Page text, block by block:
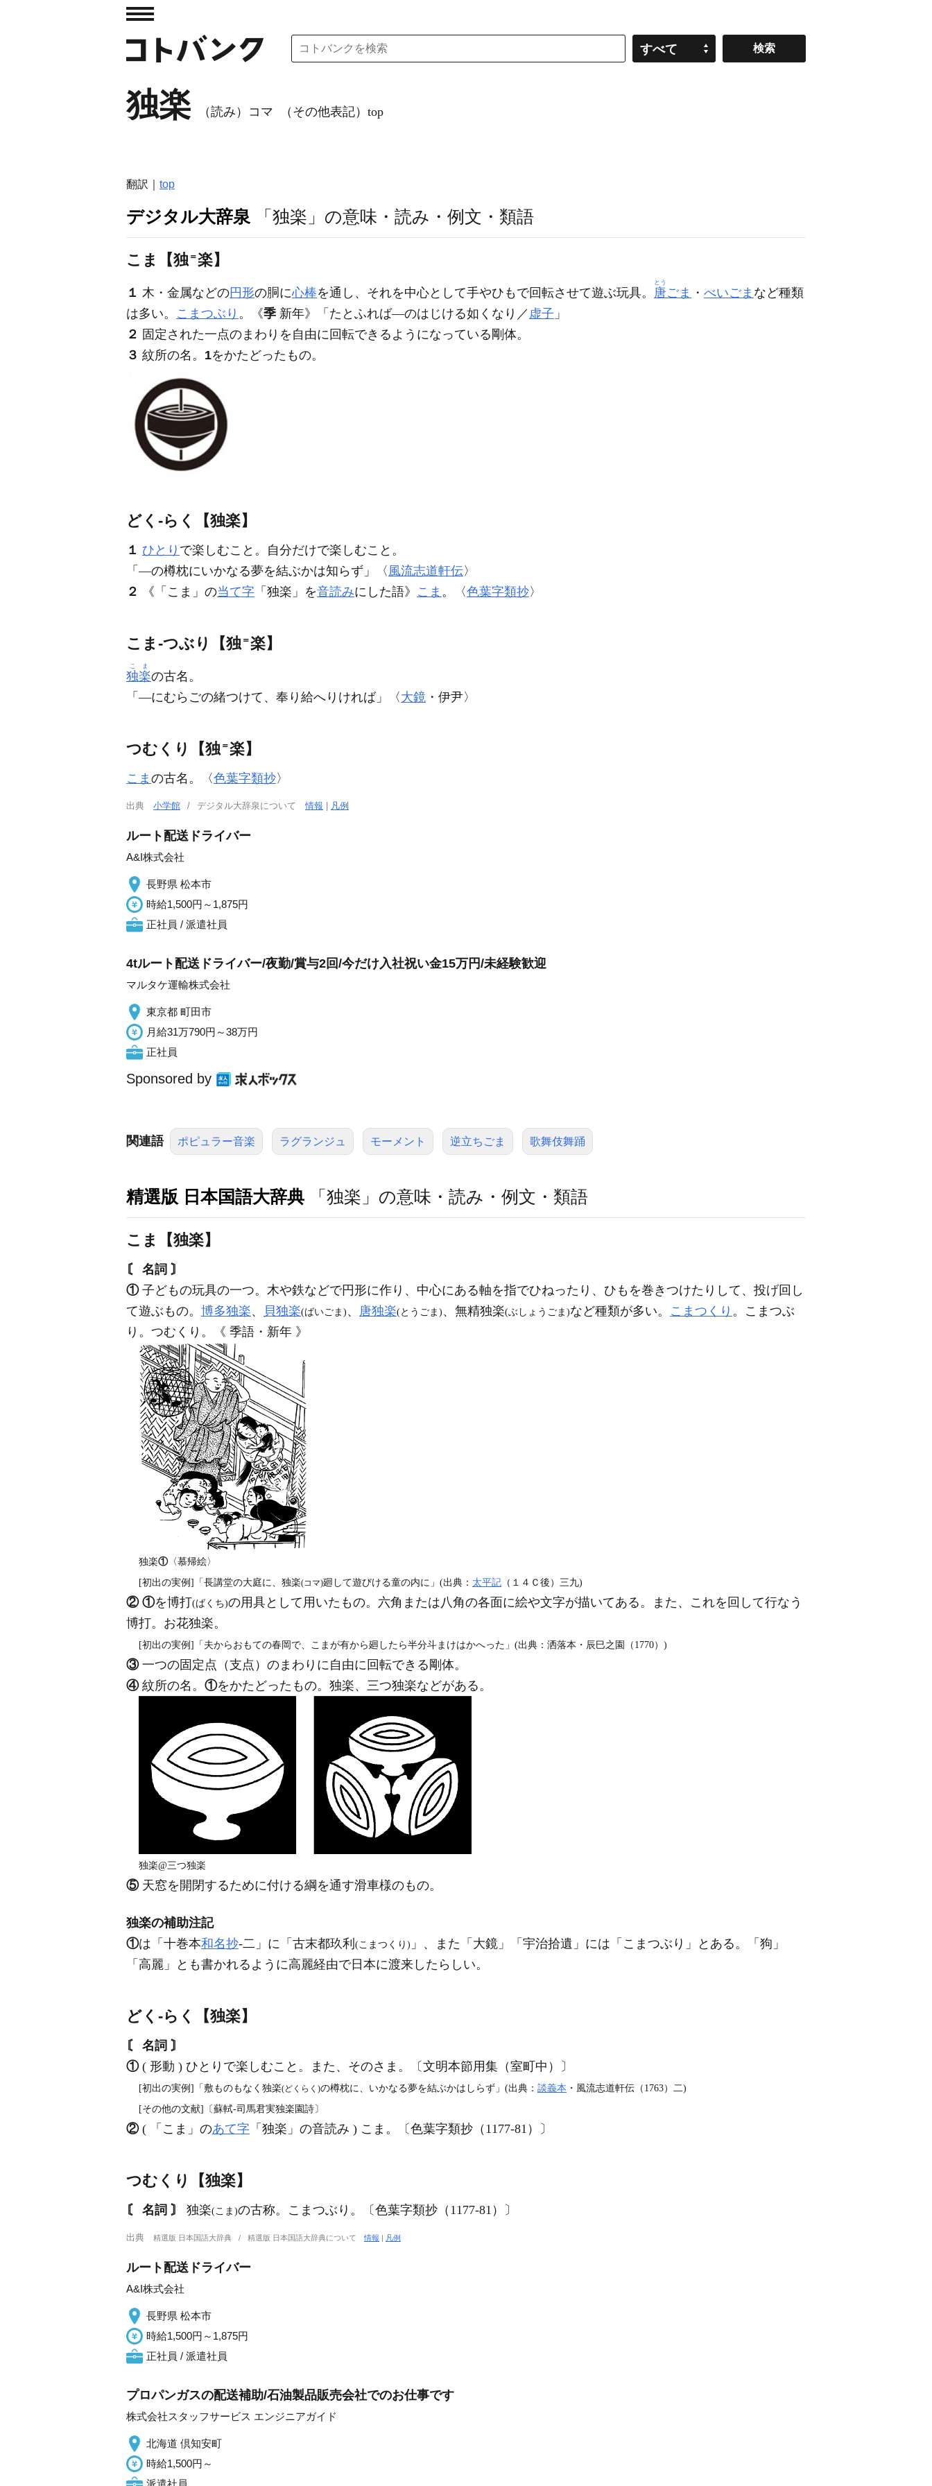
すべて
独楽 （読み）コマ （その他表記）top
翻訳｜ top
デジタル大辞泉 「独楽」の意味・読み・例文・類語
こま【独 ＝楽】
１ 木・金属などの円形の胴に心棒を通し、それを中心として手やひもで回転させて遊ぶ玩具。 唐
とう
ごま ・ べいごま など種類
は多い。 こまつぶり 。 《季 新年》 「たとふれば―のはじける如くなり／ 虚子 」
２ 固定された一点のまわりを自由に回転できるようになっている剛体。
３ 紋所の名。 1をかたどったもの。
どく‐らく【独楽】
１ ひとり で楽しむこと。自分だけで楽しむこと。
「―の樽枕にいかなる夢を結ぶかは知らず」〈 風流志道軒伝〉
２
《「こま」の当て字 「独楽」を音読みにした語》 こま 。〈色葉字類抄〉
こま‐つぶり【独 ＝楽】
独楽
こま
の古名。
「―にむらごの緒つけて、奉り給へりければ」〈 大鏡 ・伊尹〉
つむくり【独 ＝楽】
こま の古名。〈色葉字類抄〉
出典 小学館 デジタル大辞泉について情報 凡例
ルート配送ドライバー
A&I株式会社
長野県 松本市
時給1,500円～1,875円
正社員 / 派遣社員
4tルート配送ドライバー/夜勤/賞与2回/今だけ入社祝い金15万円/未経験歓迎
マルタケ運輸株式会社
東京都 町田市
月給31万790円～38万円
正社員
Sponsored by
関連語 ポピュラー音楽 ラグランジュ モーメント 逆立ちごま 歌舞伎舞踊
精選版 日本国語大辞典 「独楽」の意味・読み・例文・類語
こま【独楽】
〘 名詞 〙
①子どもの玩具の一つ。木や鉄などで円形に作り、中心にある軸を指でひねったり、ひもを巻きつけたりして、投げ回し
て遊ぶもの。 博多独楽、 貝独楽(ばいごま)、 唐独楽(とうごま)、無精独楽(ぶしょうごま)など種類が多い。 こまつくり 。こまつぶ
り。つむくり。《 季語・新年 》
独楽①〈慕帰絵〉
[初出の実例]「長講堂の大庭に、独楽(コマ)廻して遊びける童の内に」(出典： 太平記 （１４Ｃ後）三九)
② ①を博打(ばくち)の用具として用いたもの。六角または八角の各面に絵や文字が描いてある。また、これを回して行なう
博打。お花独楽。
[初出の実例]「夫からおもての春岡で、こまが有から廻したら半分斗まけはかへった」(出典：洒落本・辰巳之園（1770）)
③一つの固定点（支点）のまわりに自由に回転できる剛体。
④紋所の名。 ①をかたどったもの。独楽、三つ独楽などがある。
独楽@三つ独楽
⑤天窓を開閉するために付ける綱を通す滑車様のもの。
独楽の補助注記
①は「十巻本和名抄‐二」に「古末都玖利 (こまつくり) 」、また「大鏡」「宇治拾遺」には「こまつぶり」とある。「狗」
「高麗」とも書かれるように高麗経由で日本に渡来したらしい。
どく‐らく【独楽】
〘 名詞 〙
①( 形動 ) ひとりで楽しむこと。また、そのさま。〔文明本節用集（室町中）〕
[初出の実例]「敷ものもなく独楽(どくらく)の樽枕に、いかなる夢を結ぶかはしらず」(出典： 談義本 ・風流志道軒伝（1763）二)
[その他の文献]〔蘇軾‐司馬君実独楽園詩〕
②( 「こま」のあて字 「独楽」の音読み ) こま。〔色葉字類抄（1177‐81）〕
つむくり【独楽】
〘 名詞 〙 独楽(こま)の古称。こまつぶり。〔色葉字類抄（1177‐81）〕
出典 精選版 日本国語大辞典 精選版 日本国語大辞典について情報 | 凡例
ルート配送ドライバー
A&I株式会社
長野県 松本市
時給1,500円～1,875円
正社員 / 派遣社員
プロパンガスの配送補助/石油製品販売会社でのお仕事です
株式会社スタッフサービス エンジニアガイド
北海道 倶知安町
時給1,500円～
派遣社員